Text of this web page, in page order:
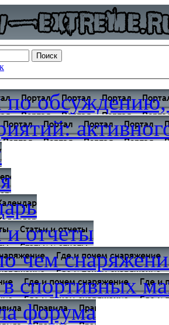
обсуждению,
и отчеты
чем
в спортивных
форума